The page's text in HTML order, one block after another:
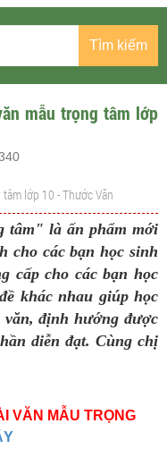
Tìm kiếm
mẫu trọng tâm lớp
lớp 10 - Thước Văn
tâm" là ấn phẩm mới
cho các bạn học sinh
cấp cho các bạn học
khác nhau giúp học
định hướng được
diễn đạt. Cùng chị
VĂN MẪU TRỌNG